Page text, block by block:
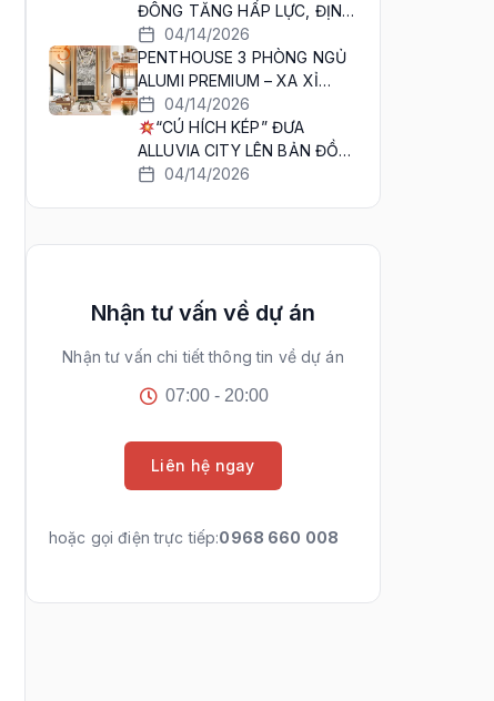
Long Biên WorldHotels
Residence
ĐÔNG TĂNG HẤP LỰC, ĐỊNH
HÌNH CỰC TĂNG TRƯỞNG
MỚI
04/14/2026
PENTHOUSE 3 PHÒNG NGỦ
ALUMI PREMIUM – XA XỈ
KHÔNG CÒN XA VỜI
04/14/2026
“CÚ HÍCH KÉP” ĐƯA
ALLUVIA CITY LÊN BẢN ĐỒ
SIÊU ĐÔ THỊ
04/14/2026
Nhận tư vấn về dự án
Nhận tư vấn chi tiết thông tin về dự án
07:00 - 20:00
Liên hệ ngay
hoặc gọi điện trực tiếp:0968 660 008